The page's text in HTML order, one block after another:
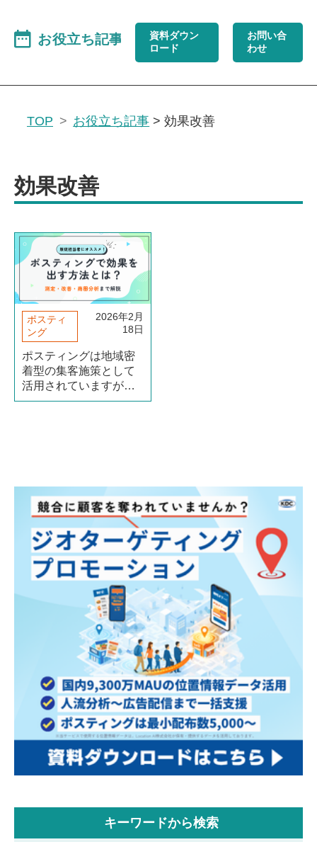
資料ダウン
ロード
お問い合
わせ
TOP お役立ち記事 >効果改善
効果改善
ポスティ
ング
2026年2月
18日
ポスティングは地域密
着型の集客施策として
活用されていますが、
「反響が見えにくい」
ば十分成果を出すこと
も可能です（続きを読
む）
キーワードから検索